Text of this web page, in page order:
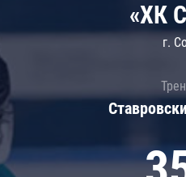
«ХК
г.